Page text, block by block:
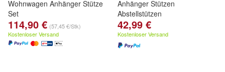
Wohnwagen Anhänger Stütze
Set
114,90 € (57,45 €/Stk)
Kostenloser Versand
Anhänger Stützen
Abstellstützen
42,99 €
Kostenloser Versand